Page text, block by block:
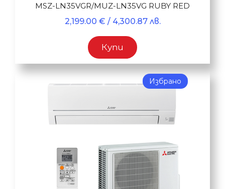
MSZ-LN35VGR/MUZ-LN35VG RUBY RED
2,199.00 € / 4,300.87 лв.
Купи
Избрано